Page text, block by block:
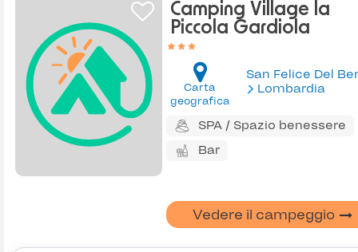
Camping Village la
Piccola Gardiola
Carta
geografica
Lombardia
SPA / Spazio benessere
Bar
Vedere il campeggio